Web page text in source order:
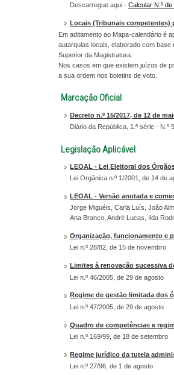
Descarregue aqui -Calcular N.º
Locais (Tribunais competentes)
Em aditamento ao Mapa-calendário é
autarquias locais, elaborado com
Superior da Magistratura.
Nos casos em que existem juízos de
a sua ordem nos boletins de voto.
Marcação Oficial
Decreto n.º 15/2017, de 12 de
Diário da República, 1.ª série - N.º
Legislação Aplicável
LEOAL - Lei Eleitoral dos
Lei Orgânica n.º 1/2001, de 14 de
LEOAL - Versão anotada e
Jorge Miguéis, Carla Luís, João
Ana Branco, André Lucas, Ilda
Organização, funcionamento e
Lei n.º 28/82, de 15 de novembro
Limites à renovação sucessiva
Lei n.º 46/2005, de 29 de agosto
Regime de gestão limitada dos
Lei n.º 47/2005, de 29 de agosto
Quadro de competências e
Lei n.º 169/99, de 18 de setembro
Regime jurídico da tutela
Lei n.º 27/96, de 1 de agosto